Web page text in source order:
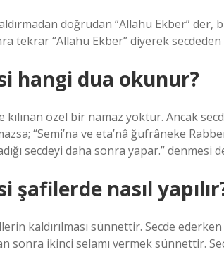
doğrudan “Allahu Ekber” der,
tekrar “Allahu Ekber” diyerek
hangi dua okunur?
kılınan özel bir namaz yoktur. Ancak
“Semi’na ve eta’nâ ğufrâneke
secdeyi daha sonra yapar.” denmesi
şafilerde nasıl
kaldırılması sünnettir. Secde
sonra ikinci selamı vermek sünnettir.